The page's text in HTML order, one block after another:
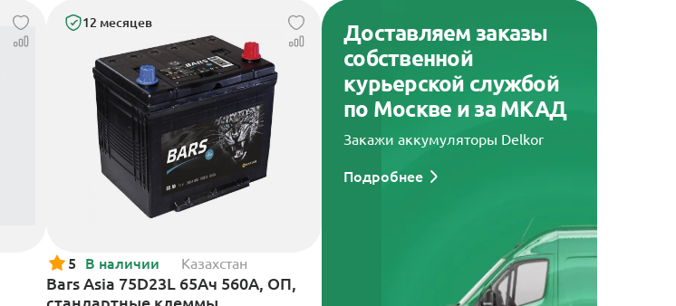
12 месяцев
5 В наличии Казахстан
Bars Asia 75D23L 65Ач 560А, ОП,
стандартные клеммы
Доставляем заказы
собственной
курьерской службой
по Москве и за МКАД
Закажи аккумуляторы Delkor
Подробнее